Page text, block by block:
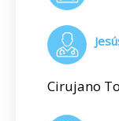
Cirujano